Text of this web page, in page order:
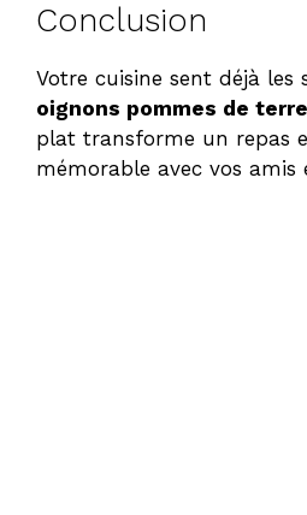
Conclusion
Votre cuisine sent déjà les
oignons pommes de
plat transforme un repas
mémorable avec vos amis